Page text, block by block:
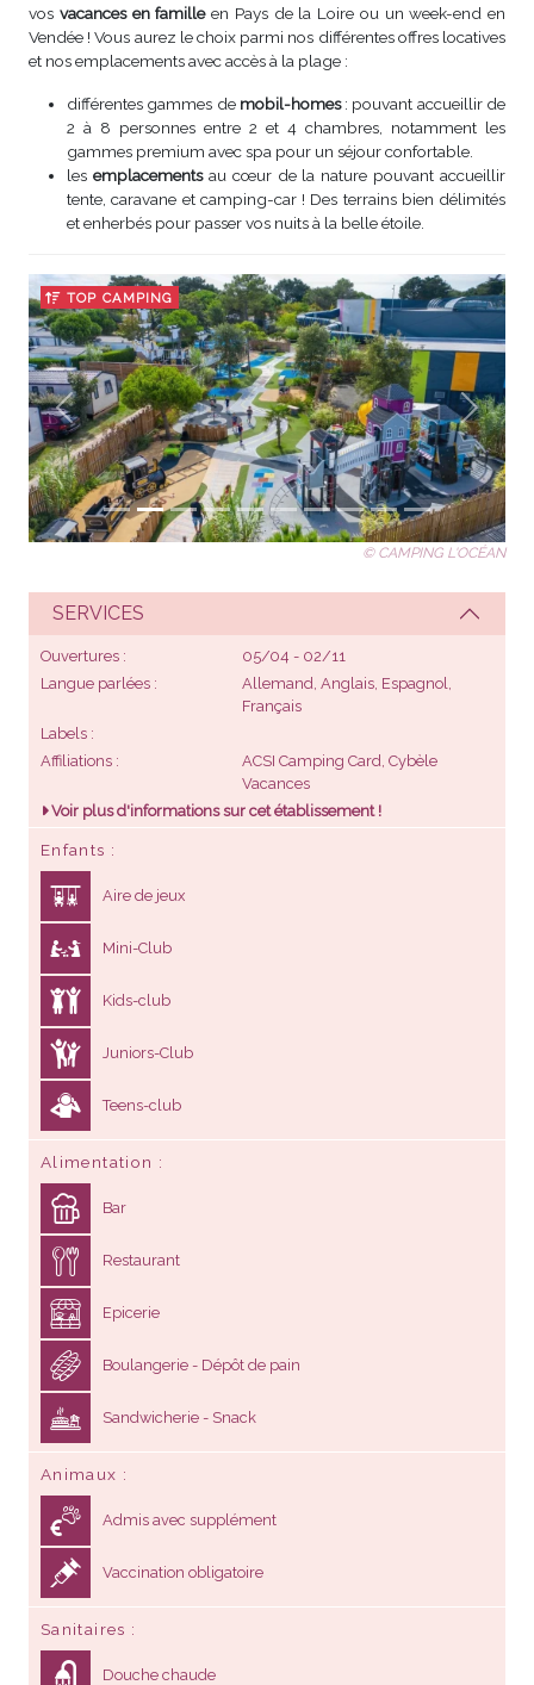
vos vacances en familleen Pays de la Loire ou un week-end en
Vendée ! Vous aurez le choix parmi nos différentes offres locatives
et nos emplacements avec accès à la plage :
différentes gammes de mobil-homes: pouvant accueillir de
2 à 8 personnes entre 2 et 4 chambres, notamment les
gammes premium avec spa pour un séjour confortable.
les emplacementsau cœur de la nature pouvant accueillir
tente, caravane et camping-car ! Des terrains bien délimités
et enherbés pour passer vos nuits à la belle étoile.
TOP CAMPING
Précédent Suivant
© CAMPING L'OCÉAN
SERVICES
Ouvertures
05/04 - 02/11
Langue parlées
Allemand, Anglais, Espagnol,
Français
Labels
Affiliations
ACSI Camping Card, Cybèle
Vacances
Voir plus d'informations sur cet établissement !
Enfants
Aire de jeux
Mini-Club
Kids-club
Juniors-Club
Teens-club
Alimentation
Bar
Restaurant
Epicerie
Boulangerie - Dépôt de pain
Sandwicherie - Snack
Animaux
Admis avec supplément
Vaccination obligatoire
Sanitaires
Douche chaude